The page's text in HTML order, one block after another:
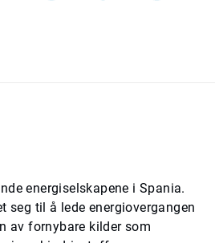
energiselskapene i Spania.
seg til å lede energiovergangen
av fornybare kilder som